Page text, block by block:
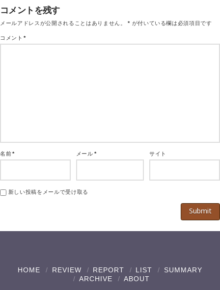
コメントを残す
メールアドレスが公開されることはありません。 * が付いている欄は必須項目です
コメント*
名前* メール* サイト
新しい投稿をメールで受け取る
HOME REVIEW REPORT LIST
SUMMARY
ARCHIVE
ABOUT